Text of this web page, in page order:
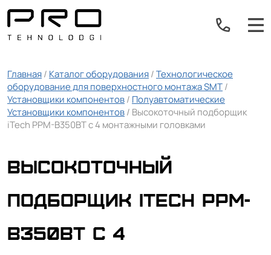
Главная/ Каталог оборудования/Технологическое
оборудование для поверхностного монтажа SMT/
Установщики компонентов/ Полуавтоматические
Установщики компонентов/ Высокоточный подборщик
iTech PPM-B350BT с 4 монтажными головками
Высокоточный
подборщик iTech PPM-
B350BT с 4